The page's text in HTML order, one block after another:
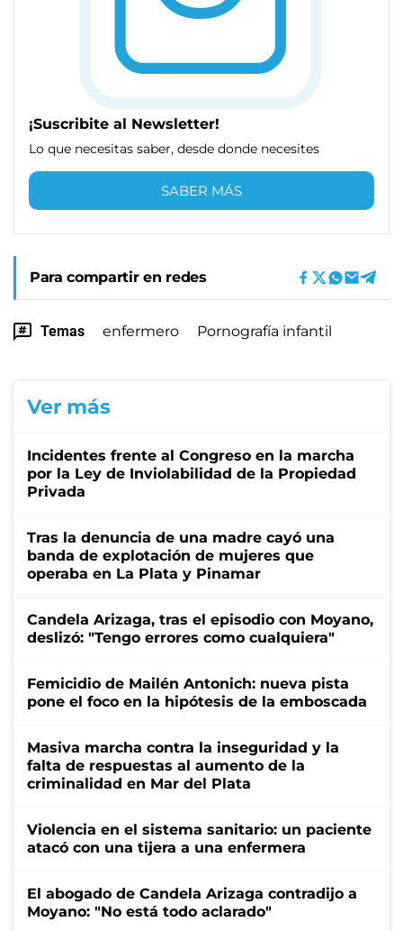
¡Suscribite al Newsletter!
Lo que necesitas saber, desde donde necesites
SABER MÁS
Para compartir en redes
Temas enfermero Pornografía infantil
Ver más
Incidentes frente al Congreso en la marcha
por la Ley de Inviolabilidad de la Propiedad
Privada
Tras la denuncia de una madre cayó una
banda de explotación de mujeres que
operaba en La Plata y Pinamar
Candela Arizaga, tras el episodio con Moyano,
deslizó: "Tengo errores como cualquiera"
Femicidio de Mailén Antonich: nueva pista
pone el foco en la hipótesis de la emboscada
Masiva marcha contra la inseguridad y la
falta de respuestas al aumento de la
criminalidad en Mar del Plata
Violencia en el sistema sanitario: un paciente
atacó con una tijera a una enfermera
El abogado de Candela Arizaga contradijo a
Moyano: "No está todo aclarado"